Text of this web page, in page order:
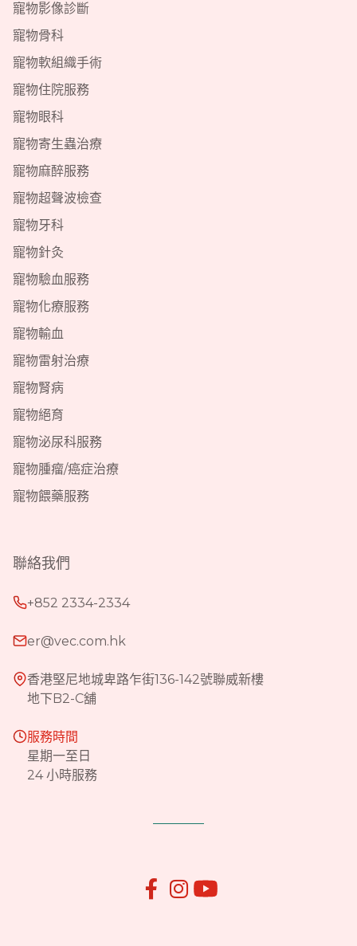
寵物影像診斷
寵物骨科
寵物軟組織手術
寵物住院服務
寵物眼科
寵物寄生蟲治療
寵物麻醉服務
寵物超聲波檢查
寵物牙科
寵物針灸
寵物驗血服務
寵物化療服務
寵物輸血
寵物雷射治療
寵物腎病
寵物絕育
寵物泌尿科服務
寵物腫瘤/癌症治療
寵物餵藥服務
聯絡我們
+852 2334-2334
er@vec.com.hk
香港堅尼地城卑路乍街136-142號聯威新樓
地下B2-C舖
服務時間
星期一至日
24 小時服務
 